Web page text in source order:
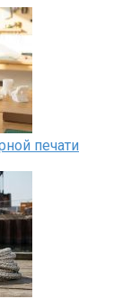
печати